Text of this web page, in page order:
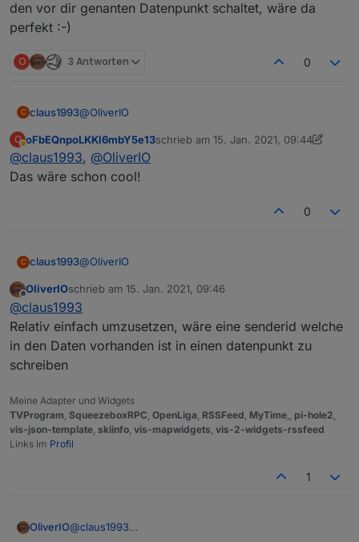
den vor dir genanten Datenpunkt schaltet, wäre da
perfekt :-)
O 3 Antworten 0
C claus1993@OliverIO
Komme auf meinen Vorschlag zurück das man aus
der Übersicht heraus seinen TV schalten kann.
Wenn man im Detail View einen "Play Button"
O
Abwesend
oFbEQnpoLKKl6mbY5e13schrieb am 15. Jan. 2021, 09:44
zuletzt editiert von
@claus1993, @OliverIO
Das wäre schon cool!
0
C claus1993@OliverIO
Komme auf meinen Vorschlag zurück das man aus
der Übersicht heraus seinen TV schalten kann.
Wenn man im Detail View einen "Play Button"
hinzufügt und damit den vor dir genanten
Datenpunkt schaltet, wäre da perfekt :-)
Offline
OliverIOschrieb am 15. Jan. 2021, 09:46
zuletzt editiert von
@claus1993
Relativ einfach umzusetzen, wäre eine senderid welche
in den Daten vorhanden ist in einen datenpunkt zu
schreiben
Meine Adapter und Widgets
TVProgram, SqueezeboxRPC, OpenLiga, RSSFeed, MyTime,, pi-hole2,
vis-json-template, skiinfo, vis-mapwidgets, vis-2-widgets-rssfeed
Links im Profil
1
OliverIO@claus1993